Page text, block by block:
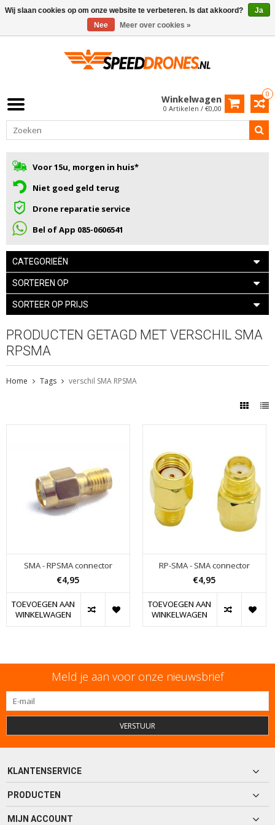
0
Winkelwagen
0 Artikelen / €0,00
Voor 15u, morgen in huis*
Niet goed geld terug
Drone reparatie service
Bel of App 085-0606541
CATEGORIEËN
SORTEREN OP
SORTEER OP PRIJS
PRODUCTEN GETAGD MET VERSCHIL SMA
RPSMA
Home Tags verschil SMA RPSMA
SMA - RPSMA connector
€4,95
TOEVOEGEN AAN
WINKELWAGEN
RP-SMA - SMA connector
€4,95
TOEVOEGEN AAN
WINKELWAGEN
Meld je aan voor onze nieuwsbrief
VERSTUUR
KLANTENSERVICE
PRODUCTEN
MIJN ACCOUNT
Wij slaan cookies op om onze website te verbeteren. Is dat akkoord?
Ja
Nee
Meer over cookies »